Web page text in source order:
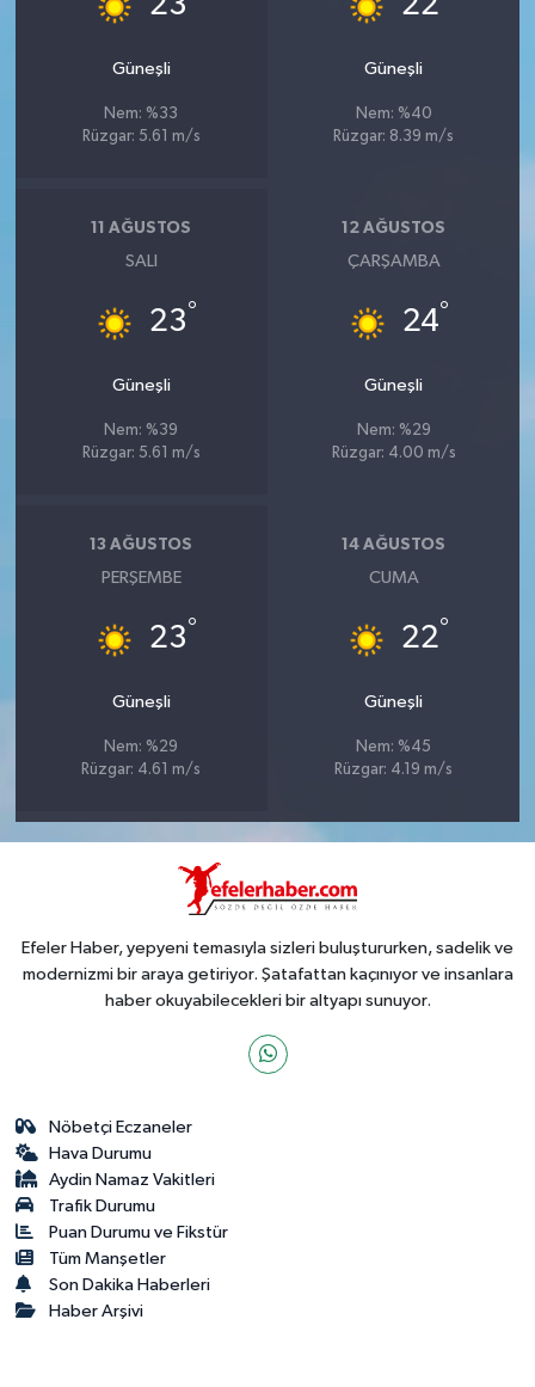
Güneşli
Nem: %33
Rüzgar: 5.61 m/s
Güneşli
Nem: %40
Rüzgar: 8.39 m/s
11 AĞUSTOS
SALI
23°
Güneşli
Nem: %39
Rüzgar: 5.61 m/s
12 AĞUSTOS
ÇARŞAMBA
24°
Güneşli
Nem: %29
Rüzgar: 4.00 m/s
13 AĞUSTOS
PERŞEMBE
23°
Güneşli
Nem: %29
Rüzgar: 4.61 m/s
14 AĞUSTOS
CUMA
22°
Güneşli
Nem: %45
Rüzgar: 4.19 m/s
Efeler Haber, yepyeni temasıyla sizleri buluştururken, sadelik ve
modernizmi bir araya getiriyor. Şatafattan kaçınıyor ve insanlara
haber okuyabilecekleri bir altyapı sunuyor.
Nöbetçi Eczaneler
Hava Durumu
Aydin Namaz Vakitleri
Trafik Durumu
Puan Durumu ve Fikstür
Tüm Manşetler
Son Dakika Haberleri
Haber Arşivi